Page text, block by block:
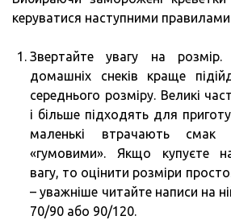
керуватися наступними
Звертайте увагу на
домашніх снеків краще
середнього розміру. Великі
і більше підходять для
маленькі втрачають смак
«гумовими». Якщо купуєте
вагу, то оцінити розміри
– уважніше читайте написи на
70/90 або 90/120.